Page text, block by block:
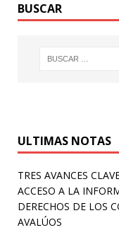
BUSCAR
ULTIMAS NOTAS
TRES AVANCES
ACCESO A LA
DERECHOS DE LOS
AVALÚOS